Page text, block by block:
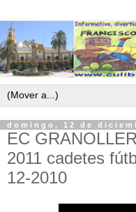
domingo, 12 de
EC
2011 cadetes
12-2010